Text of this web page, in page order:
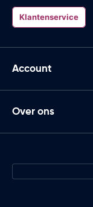
Klantenservice
Account
Over ons